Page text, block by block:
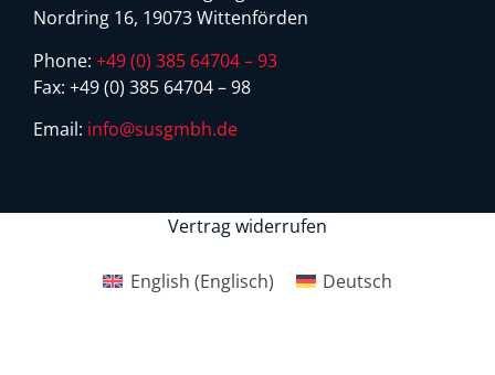
Nordring 16, 19073 Wittenförden
Phone: +49 (0) 385 64704 – 93
Fax: +49 (0) 385 64704 – 98
Email: info@susgmbh.de
Vertrag widerrufen
English (Englisch) Deutsch